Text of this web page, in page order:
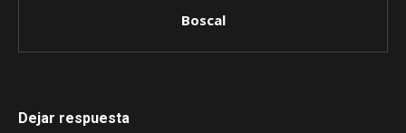
Boscal
Dejar respuesta